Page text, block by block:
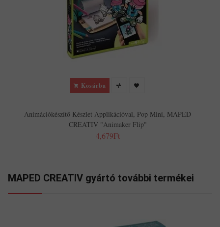
Kosárba
Animációkészítő Készlet Applikációval, Pop Mini, MAPED
CREATIV "Animaker Flip"
4,679Ft
MAPED CREATIV gyártó további termékei